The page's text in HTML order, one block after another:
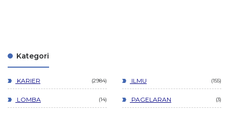
Kategori
KARIER 2984 ILMU 155
LOMBA 14 PAGELARAN 3